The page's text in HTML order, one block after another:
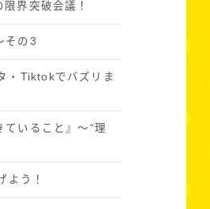
界突破会議！
その3
・Tiktokでバズリま
ていること』〜“理
よう！